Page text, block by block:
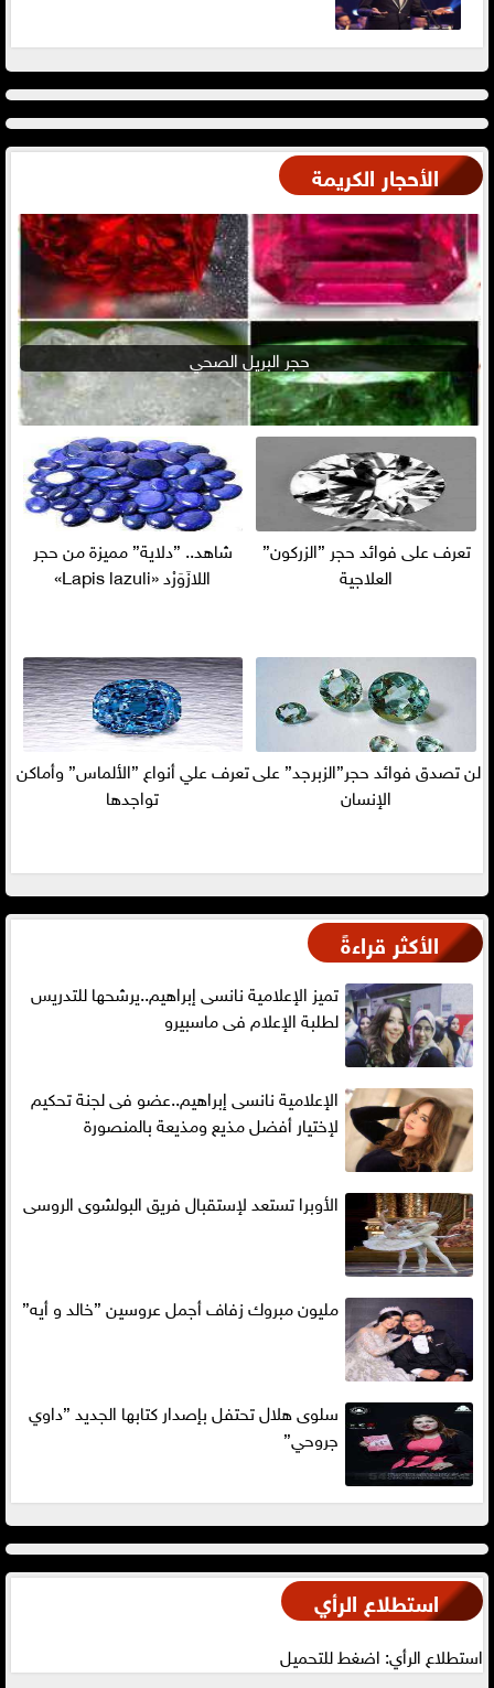
الأحجار الكريمة
حجر البريل الصحي
تعرف على فوائد حجر ”الزركون”
العلاجية
شاهد.. ”دلاية” مميزة من حجر
اللازَوَرْد «Lapis lazuli»
لن تصدق فوائد حجر”الزبرجد” على
الإنسان
تعرف علي أنواع ”الألماس” وأماكن
تواجدها
الأكثر قراءةً
تميز الإعلامية نانسى إبراهيم..يرشحها للتدريس
لطلبة الإعلام فى ماسبيرو
الإعلامية نانسى إبراهيم..عضو فى لجنة تحكيم
لإختيار أفضل مذيع ومذيعة بالمنصورة
الأوبرا تستعد لإستقبال فريق البولشوى الروسى
مليون مبروك زفاف أجمل عروسين ”خالد و أيه”
سلوى هلال تحتفل بإصدار كتابها الجديد ”داوي
جروحي”
استطلاع الرأي
استطلاع الرأي: اضغط للتحميل